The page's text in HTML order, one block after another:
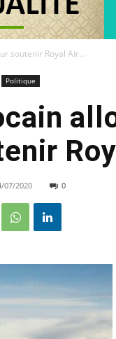
soutenir Royal Air...
Politique
07/2020 0